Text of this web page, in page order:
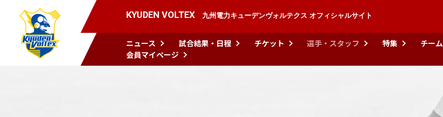
KYUDEN VOLTEX 九州電力キューデンヴォルテクス オフィシャルサイト
ニュース 試合結果・日程 チケット 選手・スタッフ 特集 チーム
会員マイページ